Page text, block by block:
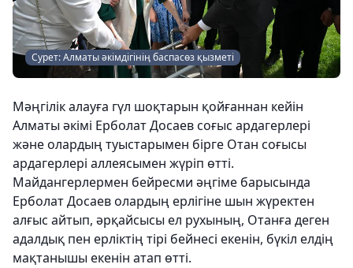
Сурет: Алматы әкімдігінің баспасөз қызметі
Мәңгілік алауға гүл шоқтарын қойғаннан кейін
Алматы әкімі Ерболат Досаев соғыс ардагерлері
және олардың туыстарымен бірге Отан соғысы
ардагерлері аллеясымен жүріп өтті.
Майдангерлермен бейресми әңгіме барысында
Ерболат Досаев олардың ерлігіне шын жүректен
алғыс айтып, әрқайсысы ел рухының, Отанға деген
адалдық пен ерліктің тірі бейнесі екенін, бүкіл елдің
мақтанышы екенін атап өтті.